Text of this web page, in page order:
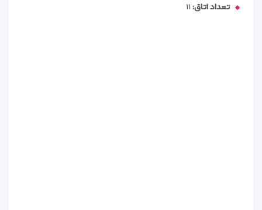
تعداد اتاق:۱۱